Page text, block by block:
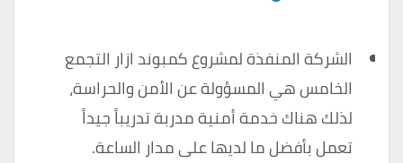
الشركة المنفذة لمشروع كمبوند ازار التجمع
الخامس هي المسؤولة عن الأمن والحراسة،
لذلك هناك خدمة أمنية مدربة تدريباً جيداً
تعمل بأفضل ما لديها على مدار الساعة.